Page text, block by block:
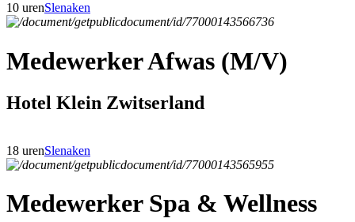
10 urenSlenaken
Medewerker Afwas (M/V)
Hotel Klein Zwitserland
18 urenSlenaken
Medewerker Spa & Wellness